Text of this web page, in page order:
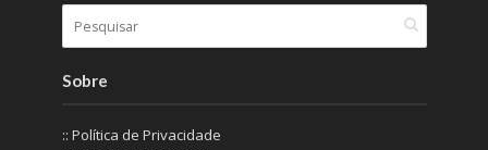
Sobre
:: Política de Privacidade